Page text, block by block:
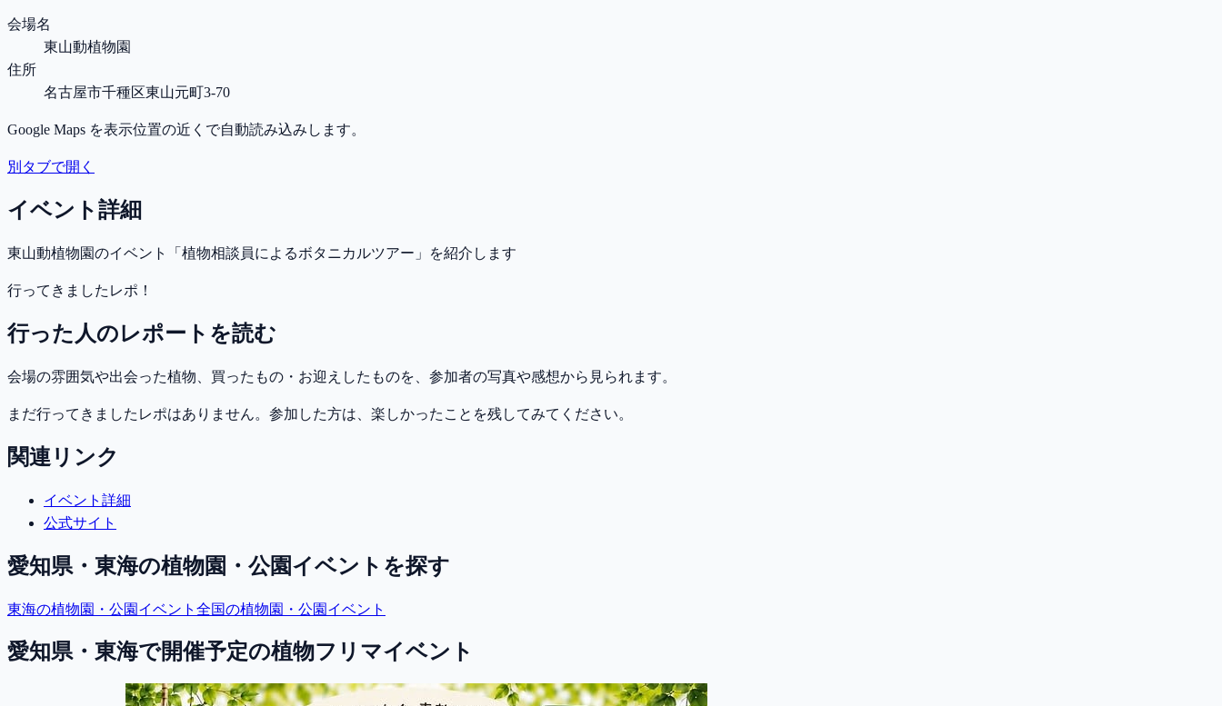
会場名
東山動植物園
住所
名古屋市千種区東山元町3-70
Google Maps を表示位置の近くで自動読み込みします。
別タブで開く
イベント詳細
東山動植物園のイベント「植物相談員によるボタニカルツアー」を紹介します
行ってきましたレポ！
行った人のレポートを読む
会場の雰囲気や出会った植物、買ったもの・お迎えしたものを、参加者の写真や感想から見られます。
まだ行ってきましたレポはありません。参加した方は、楽しかったことを残してみてください。
関連リンク
イベント詳細
公式サイト
愛知県・東海の植物園・公園イベントを探す
東海の植物園・公園イベント 全国の植物園・公園イベント
愛知県・東海で開催予定の植物フリマイベント